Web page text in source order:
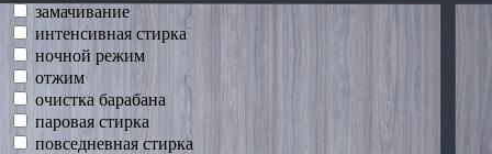
замачивание
интенсивная стирка
ночной режим
отжим
очистка барабана
паровая стирка
повседневная стирка